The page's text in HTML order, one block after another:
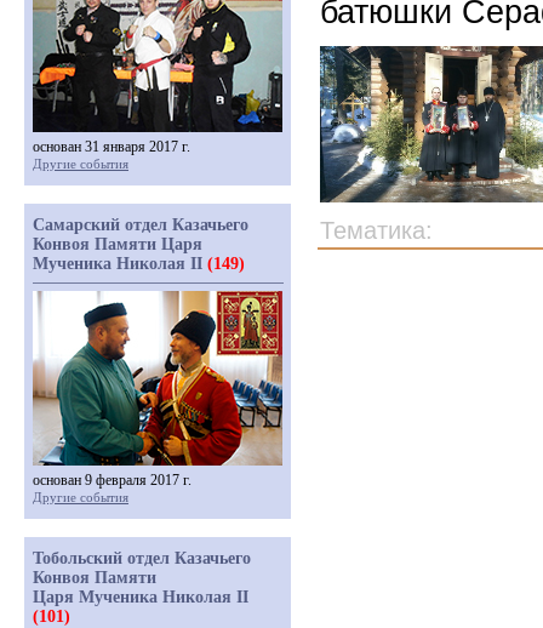
батюшки
Тематика:
основан 31 января 2017 г.
Другие события
Самарский отдел Казачьего
Конвоя Памяти Царя
Мученика Николая II (149)
основан 9 февраля 2017 г.
Другие события
Тобольский отдел Казачьего
Конвоя Памяти
Царя Мученика Николая II
(101)